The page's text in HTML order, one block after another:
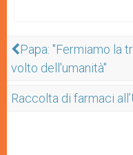
Papa: "Fermiamo la
volto dell'umanità"
Raccolta di farmaci